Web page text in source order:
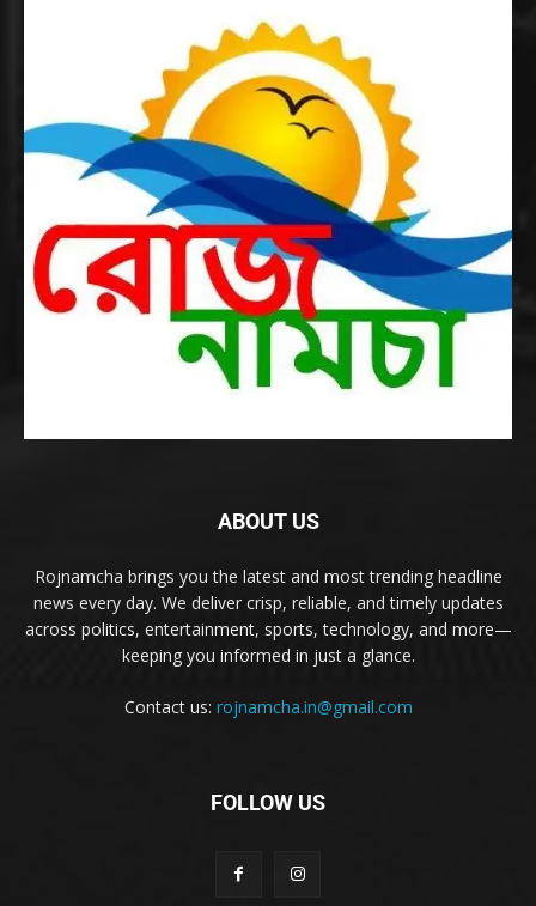
ABOUT US
Rojnamcha brings you the latest and most trending headline
news every day. We deliver crisp, reliable, and timely updates
across politics, entertainment, sports, technology, and more—
keeping you informed in just a glance.
Contact us: rojnamcha.in@gmail.com
FOLLOW US